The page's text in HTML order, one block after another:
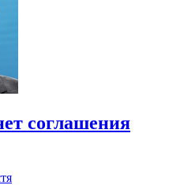
соглашения